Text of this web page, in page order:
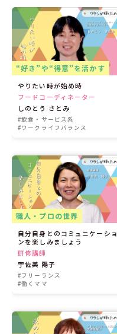
“好き”や“得意”を活かす
やりたい時が始め時
フードコーディネーター
しのとう さとみ
#飲食・サービス系
#ワークライフバランス
職人・プロの世界
自分自身とのコミュニケーショ
ンを楽しみましょう
研修講師
宇佐美 陽子
#フリーランス
#働くママ